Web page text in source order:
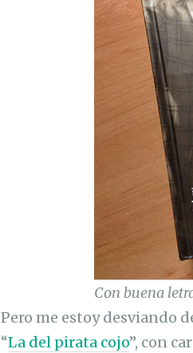
Con buena
Pero me estoy desviando
“La del pirata cojo”, con